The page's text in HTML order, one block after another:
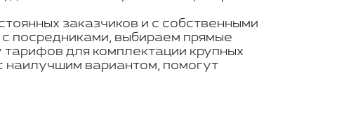
заказчиков и с собственными
посредниками, выбираем прямые
для комплектации крупных
наилучшим вариантом, помогут